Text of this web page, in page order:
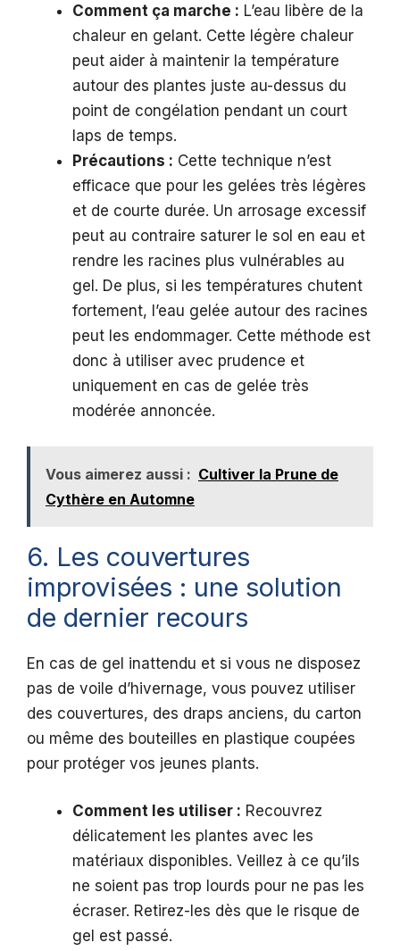
Comment ça marche : L’eau libère de la
chaleur en gelant. Cette légère chaleur
peut aider à maintenir la température
autour des plantes juste au-dessus du
point de congélation pendant un court
laps de temps.
Précautions : Cette technique n’est
efficace que pour les gelées très légères
et de courte durée. Un arrosage excessif
peut au contraire saturer le sol en eau et
rendre les racines plus vulnérables au
gel. De plus, si les températures chutent
fortement, l’eau gelée autour des racines
peut les endommager. Cette méthode est
donc à utiliser avec prudence et
uniquement en cas de gelée très
modérée annoncée.
Vous aimerez aussi : Cultiver la Prune de
Cythère en Automne
6. Les couvertures
improvisées : une solution
de dernier recours
En cas de gel inattendu et si vous ne disposez
pas de voile d’hivernage, vous pouvez utiliser
des couvertures, des draps anciens, du carton
ou même des bouteilles en plastique coupées
pour protéger vos jeunes plants.
Comment les utiliser : Recouvrez
délicatement les plantes avec les
matériaux disponibles. Veillez à ce qu’ils
ne soient pas trop lourds pour ne pas les
écraser. Retirez-les dès que le risque de
gel est passé.